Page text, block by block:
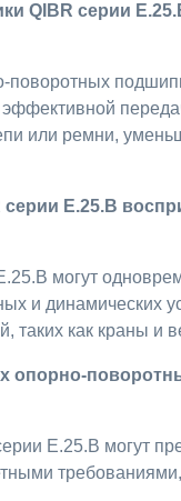
QIBR серии
поворотных
или ремни,
E.25.B
могут
и динамических
таких как краны и
E.25.B могут